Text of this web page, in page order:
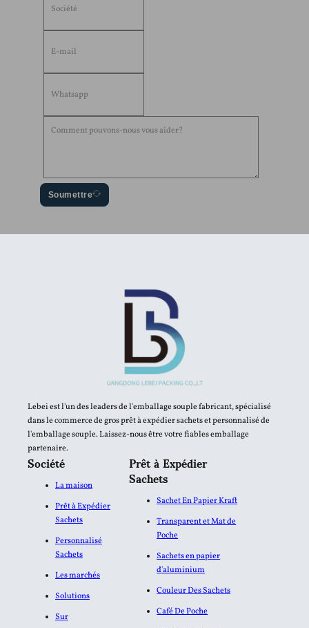
Soumettre
Lebei est l'un des leaders de l'emballage souple fabricant, spécialisé
dans le commerce de gros prêt à expédier sachets et personnalisé de
l'emballage souple. Laissez-nous être votre fiables emballage
partenaire.
Société
La maison
Prêt à Expédier
Sachets
Personnalisé
Sachets
Les marchés
Solutions
Sur
Prêt à Expédier
Sachets
Sachet En Papier Kraft
Transparent et Mat de
Poche
Sachets en papier
d'aluminium​
Couleur Des Sachets
Café De Poche